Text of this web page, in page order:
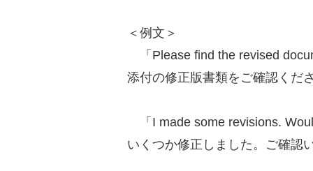
＜例文＞
「Please find the revised
添付の修正版書類をご確認くだ
「I made some revisions.
いくつか修正しました。ご確認